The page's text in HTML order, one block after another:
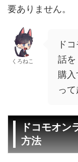
要ありません。
くろねこ
ド
話を
購
って
ドコモオン
方法